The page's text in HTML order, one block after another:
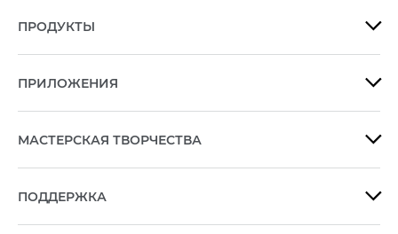
ПРОДУКТЫ 
ПРИЛОЖЕНИЯ 
МАСТЕРСКАЯ ТВОРЧЕСТВА 
ПОДДЕРЖКА 